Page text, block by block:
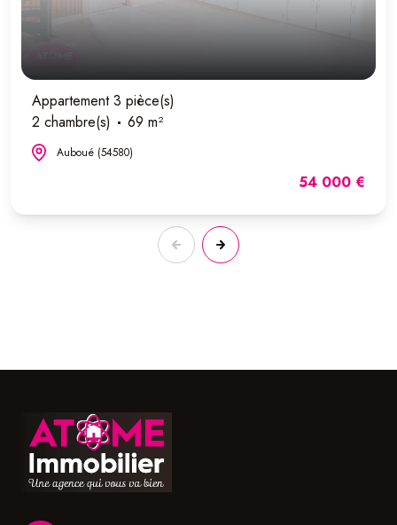
Appartement 3 pièce(s)
2 chambre(s)
69 m²
Auboué (54580)
54 000 €